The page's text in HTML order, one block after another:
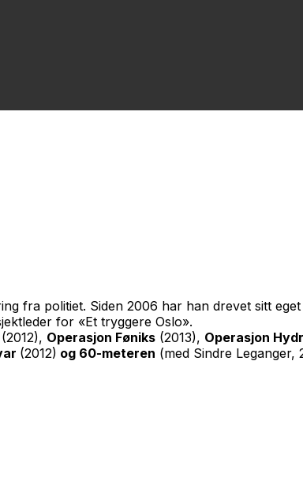
fra politiet. Siden 2006 har han drevet sitt
for «Et tryggere Oslo».
(2012), Operasjon Føniks (2013), Operasjon
(2012) og 60-meteren (med Sindre Leganger,